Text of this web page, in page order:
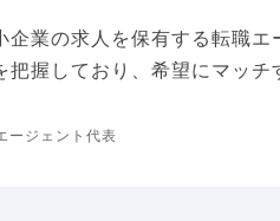
企業の求人を保有する転職
把握しており、希望にマッチ
ージェント代表